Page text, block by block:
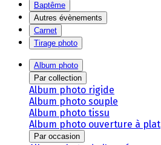
Baptême
Autres évènements
Carnet
Tirage photo
Album photo
Par collection
Album photo rigide
Album photo souple
Album photo tissu
Album photo ouverture à plat
Par occasion